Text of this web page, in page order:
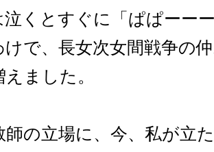
くとすぐに「ぱぱーー
で、長女次女間戦争の
ました。
師の立場に、今、私が立